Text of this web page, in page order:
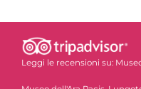
Leggi le recensioni su: